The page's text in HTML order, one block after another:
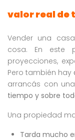
valor real de
Vender una
cosa. En este
proyecciones,
Pero también hay
arrancás con
tiempo y sobre
Una propiedad
Tarda mucho